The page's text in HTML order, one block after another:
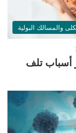
والمسالك البولية
أسباب تلف